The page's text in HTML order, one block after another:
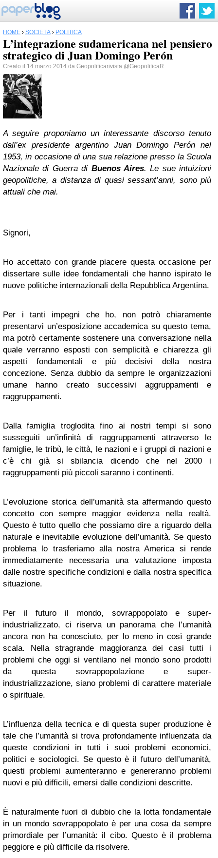
HOME › SOCIETÀ › POLITICA
L’integrazione sudamericana nel pensiero
strategico di Juan Domingo Perón
Creato il 14 marzo 2014 da Geopoliticarivista @GeopoliticaR
A seguire proponiamo un interessante discorso tenuto
dall’ex presidente argentino Juan Domingo Perón nel
1953, in occasione di una sua relazione presso la Scuola
Nazionale di Guerra di Buenos Aires. Le sue intuizioni
geopolitiche, a distanza di quasi sessant’anni, sono più
attuali che mai.
Signori,
Ho accettato con grande piacere questa occasione per
dissertare sulle idee fondamentali che hanno ispirato le
nuove politiche internazionali della Repubblica Argentina.
Per i tanti impegni che ho, non potrò chiaramente
presentarvi un’esposizione accademica su questo tema,
ma potrò certamente sostenere una conversazione nella
quale verranno esposti con semplicità e chiarezza gli
aspetti fondamentali e più decisivi della nostra
concezione. Senza dubbio da sempre le organizzazioni
umane hanno creato successivi aggruppamenti e
raggruppamenti.
Dalla famiglia troglodita fino ai nostri tempi si sono
susseguiti un’infinità di raggruppamenti attraverso le
famiglie, le tribù, le città, le nazioni e i gruppi di nazioni e
c’è chi già si sbilancia dicendo che nel 2000 i
raggruppamenti più piccoli saranno i continenti.
L’evoluzione storica dell’umanità sta affermando questo
concetto con sempre maggior evidenza nella realtà.
Questo è tutto quello che possiamo dire a riguardo della
naturale e inevitabile evoluzione dell’umanità. Se questo
problema lo trasferiamo alla nostra America si rende
immediatamente necessaria una valutazione imposta
dalle nostre specifiche condizioni e dalla nostra specifica
situazione.
Per il futuro il mondo, sovrappopolato e super-
industrializzato, ci riserva un panorama che l’umanità
ancora non ha conosciuto, per lo meno in così grande
scala. Nella stragrande maggioranza dei casi tutti i
problemi che oggi si ventilano nel mondo sono prodotti
da questa sovrappopolazione e super-
industrializzazione, siano problemi di carattere materiale
o spirituale.
L’influenza della tecnica e di questa super produzione è
tale che l’umanità si trova profondamente influenzata da
queste condizioni in tutti i suoi problemi economici,
politici e sociologici. Se questo è il futuro dell’umanità,
questi problemi aumenteranno e genereranno problemi
nuovi e più difficili, emersi dalle condizioni descritte.
È naturalmente fuori di dubbio che la lotta fondamentale
in un mondo sovrappopolato è per una cosa da sempre
primordiale per l’umanità: il cibo. Questo è il problema
peggiore e più difficile da risolvere.